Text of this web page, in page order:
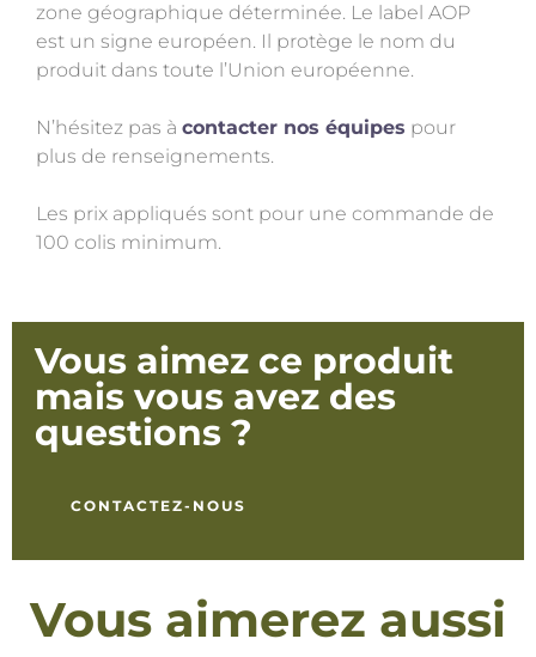
zone géographique déterminée. Le label AOP
est un signe européen. Il protège le nom du
produit dans toute l’Union européenne.
N’hésitez pas à contacter nos équipes pour
plus de renseignements.
Les prix appliqués sont pour une commande de
100 colis minimum.
Vous aimez ce produit
mais vous avez des
questions ?
CONTACTEZ-NOUS
Vous aimerez aussi